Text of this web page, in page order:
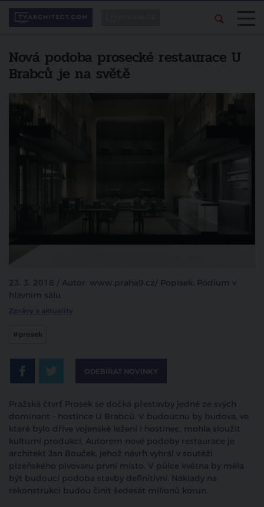
Nová podoba prosecké restaurace U
Brabců je na světě
23. 3. 2018 / Autor: www.praha9.cz/ Popisek: Pódium v
hlavním sálu
Zprávy a aktuality
#prosek
ODEBÍRAT NOVINKY
Pražská čtvrť Prosek se dočká přestavby jedné ze svých
dominant - hostince U Brabců. V budoucnu by budova, ve
které bylo dříve vojenské ležení i hostinec, mohla sloužit
kulturní produkci. Autorem nové podoby restaurace je
architekt Jan Bouček, jehož návrh vyhrál v soutěži
plzeňského pivovaru první místo. V půlce května by měla
být budoucí podoba stavby definitivní. Náklady na
rekonstrukci budou činit šedesát milionů korun.